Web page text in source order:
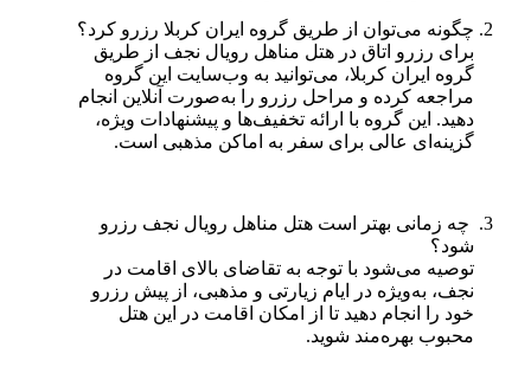
چگونه می‌توان از طریق گروه ایران کربلا رزرو کرد؟
برای رزرو اتاق در هتل مناهل رویال نجف از طریق
گروه ایران کربلا، می‌توانید به وب‌سایت این گروه
مراجعه کرده و مراحل رزرو را به‌صورت آنلاین انجام
دهید. این گروه با ارائه تخفیف‌ها و پیشنهادات ویژه،
گزینه‌ای عالی برای سفر به اماکن مذهبی است.
چه زمانی بهتر است هتل مناهل رویال نجف رزرو
شود؟
توصیه می‌شود با توجه به تقاضای بالای اقامت در
نجف، به‌ویژه در ایام زیارتی و مذهبی، از پیش رزرو
خود را انجام دهید تا از امکان اقامت در این هتل
محبوب بهره‌مند شوید.